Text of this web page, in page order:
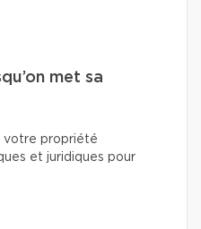
met sa
votre propriété
et juridiques pour